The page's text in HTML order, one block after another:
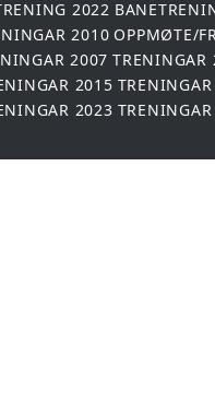
2022
2010 OPPMØTE/
2007 TRENINGAR
2015
2023